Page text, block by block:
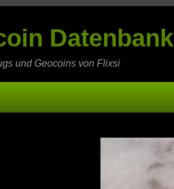
Datenbank
und Geocoins von Flixsi